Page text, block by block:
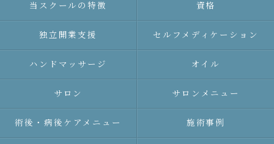
当スクールの特徴 資格
独立開業支援 セルフメディケーション
ハンドマッサージ オイル
サロン サロンメニュー
術後・病後ケアメニュー 施術事例